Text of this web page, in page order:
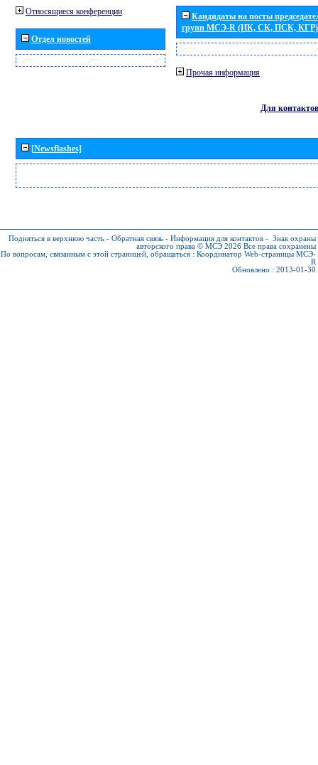
Относящиеся конференции
Отдел новостей
Кандидаты на посты
групп МСЭ-R (ИК, СК, ПСК, КГР)
Прочая информация
Для контактов
[Newsflashes]
Подняться в верхнюю часть - Обратная связь - Информация для контактов - Знак охраны
авторского права © МСЭ 2026 Все права сохранены
По вопросам, связанным с этой страницей, обращаться : Координатор Web-страницы МСЭ-
R
Обновлено : 2013-01-30